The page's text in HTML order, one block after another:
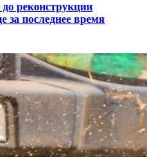
реконструкции
за последнее время